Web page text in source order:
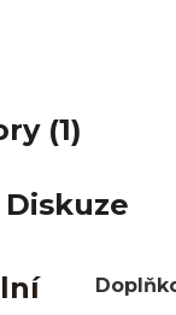
(1)
Diskuze